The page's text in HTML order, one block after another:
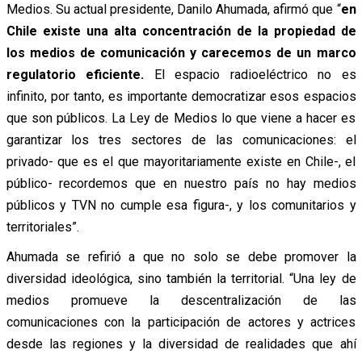
Medios. Su actual presidente, Danilo Ahumada, afirmó que “en
Chile existe una alta concentración de la propiedad de
los medios de comunicación y carecemos de un marco
regulatorio eficiente. El espacio radioeléctrico no es
infinito, por tanto, es importante democratizar esos espacios
que son públicos. La Ley de Medios lo que viene a hacer es
garantizar los tres sectores de las comunicaciones: el
privado- que es el que mayoritariamente existe en Chile-, el
público- recordemos que en nuestro país no hay medios
públicos y TVN no cumple esa figura-, y los comunitarios y
territoriales”.
Ahumada se refirió a que no solo se debe promover la
diversidad ideológica, sino también la territorial. “Una ley de
medios promueve la descentralización de las
comunicaciones con la participación de actores y actrices
desde las regiones y la diversidad de realidades que ahí